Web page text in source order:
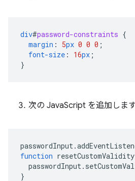
div#password-constraints {
margin : 5px 0 0 0 ;
font-size : 16px ;
}
次の JavaScript を追加します
passwordInput .
function resetCustomValidity
passwordInput .
}